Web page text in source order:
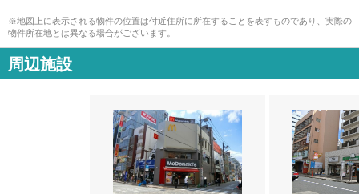
※地図上に表示される物件の位置は付近住所に所在することを表すものであり、実際の
物件所在地とは異なる場合がございます。
周辺施設